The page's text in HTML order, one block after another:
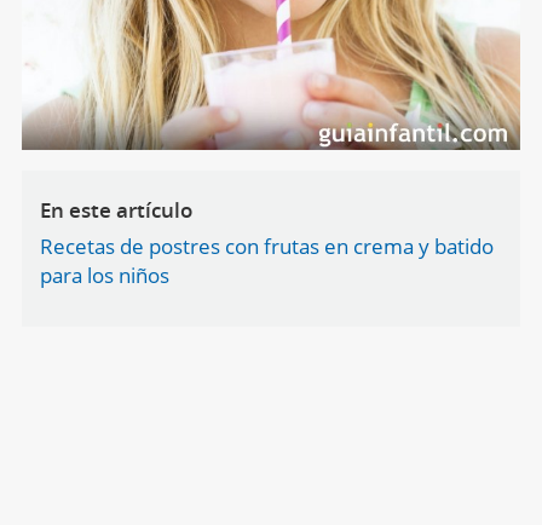
En este artículo
Recetas de postres con frutas en crema y batido
para los niños